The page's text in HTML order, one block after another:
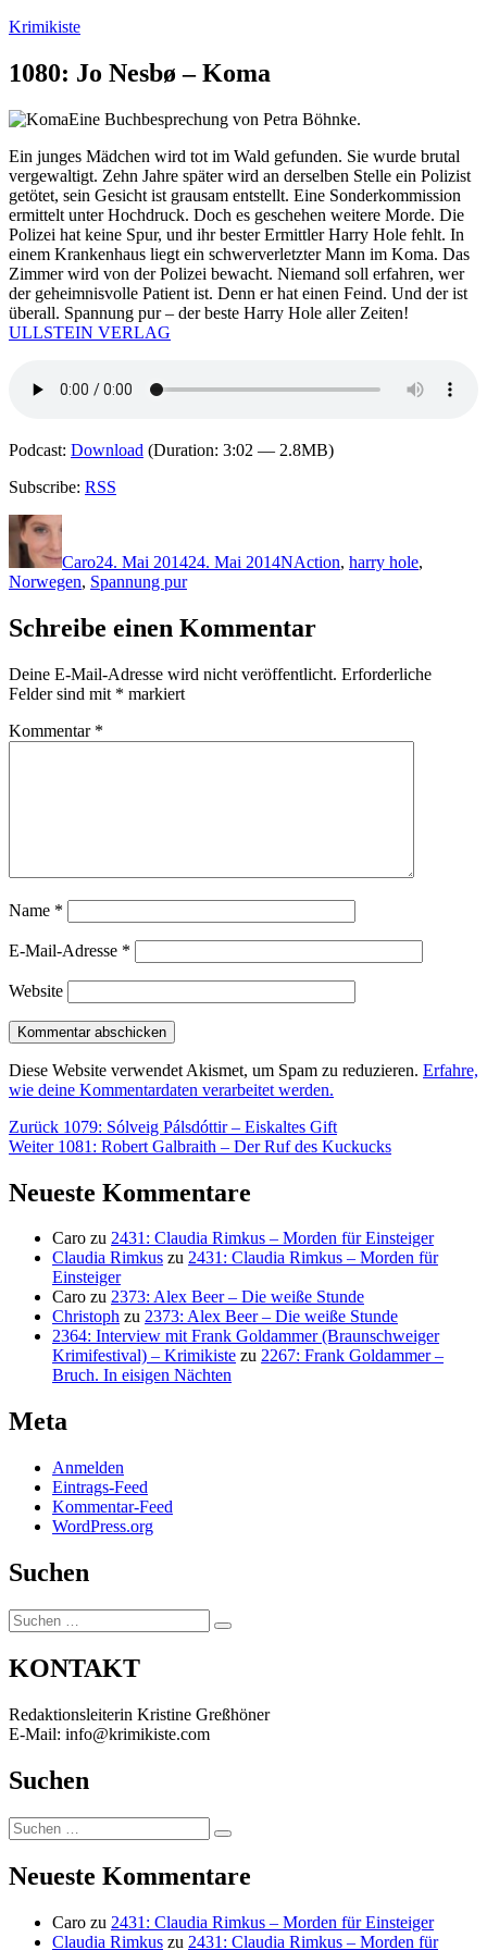
Zum
springen
Krimikiste
1080: Jo Nesbø – Koma
Eine Buchbesprechung von Petra Böhnke.
Ein junges Mädchen wird tot im Wald gefunden. Sie wurde brutal
vergewaltigt. Zehn Jahre später wird an derselben Stelle ein Polizist
getötet, sein Gesicht ist grausam entstellt. Eine Sonderkommission
ermittelt unter Hochdruck. Doch es geschehen weitere Morde. Die
Polizei hat keine Spur, und ihr bester Ermittler Harry Hole fehlt. In
einem Krankenhaus liegt ein schwerverletzter Mann im Koma. Das
Zimmer wird von der Polizei bewacht. Niemand soll erfahren, wer
der geheimnisvolle Patient ist. Denn er hat einen Feind. Und der ist
überall. Spannung pur – der beste Harry Hole aller Zeiten!
ULLSTEIN VERLAG
Podcast: Download (Duration: 3:02 — 2.8MB)
Subscribe: RSS
Autor
Caro24. Mai 201424. Mai 2014NAction, harry hole,
Norwegen, Spannung pur
Schreibe einen Kommentar
Deine E-Mail-Adresse wird nicht veröffentlicht. Erforderliche
Felder sind mit * markiert
Kommentar *
Name *
E-Mail-Adresse *
Website
Diese Website verwendet Akismet, um Spam zu reduzieren. Erfahre,
wie deine Kommentardaten verarbeitet werden.
Beitragsnavigation
Zurück Vorheriger
Beitrag:
1079: Sólveig Pálsdóttir – Eiskaltes Gift
Weiter Nächster
1081: Robert Galbraith – Der Ruf des Kuckucks
Neueste Kommentare
Caro zu 2431: Claudia Rimkus – Morden für Einsteiger
Claudia Rimkus zu 2431: Claudia Rimkus – Morden für
Einsteiger
Caro zu 2373: Alex Beer – Die weiße Stunde
Christoph zu 2373: Alex Beer – Die weiße Stunde
2364: Interview mit Frank Goldammer (Braunschweiger
Krimifestival) – Krimikiste zu 2267: Frank Goldammer –
Bruch. In eisigen Nächten
Meta
Anmelden
Eintrags-Feed
Kommentar-Feed
WordPress.org
Suchen
Suchen
nach:
Suchen
KONTAKT
Redaktionsleiterin Kristine Greßhöner
E-Mail: info@krimikiste.com
Suchen
Suchen
nach:
Suchen
Neueste Kommentare
Caro zu 2431: Claudia Rimkus – Morden für Einsteiger
Claudia Rimkus zu 2431: Claudia Rimkus – Morden für